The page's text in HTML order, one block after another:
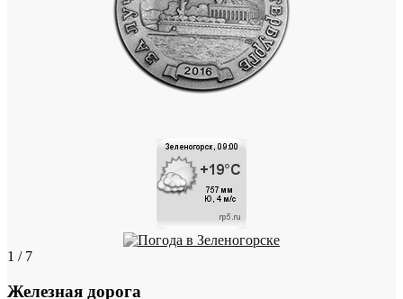
1 / 7
Железная дорога